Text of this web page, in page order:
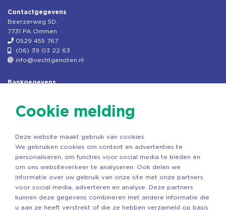
Contactgegevens
Beerzerweg 5D.
7731 PA Ommen
0529 455 767
(06) 39 03 22 63
info@vechtgenoten.nl
Bankgegevens
Rek.nr: NL85RABO0127579230
Copyright ©2026 Vechtgenoten
Cookie melding
Deze website maakt gebruik van cookies.
We gebruiken cookies om content en advertenties te
personaliseren, om functies voor social media te bieden en
om ons websiteverkeer te analyseren. Ook delen we
informatie over uw gebruik van onze site met onze partners
voor social media, adverteren en analyse. Deze partners
kunnen deze gegevens combineren met andere informatie die
u aan ze heeft verstrekt of die ze hebben verzameld op basis